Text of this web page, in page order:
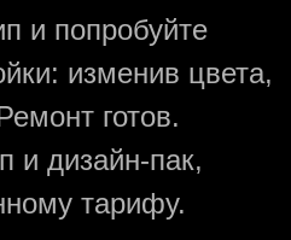
и попробуйте
изменив цвета,
готов.
и дизайн-пак,
тарифу.